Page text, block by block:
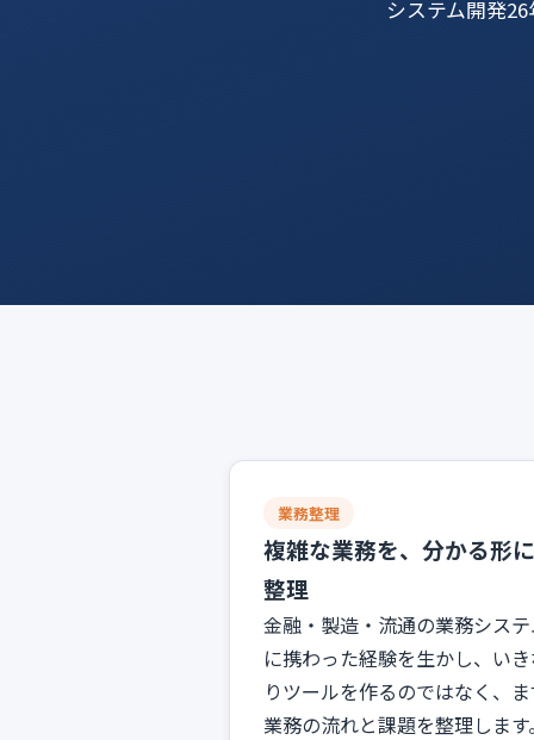
システム開発
業務整理
複雑な業務を、分かる形に
整理
金融・製造・流通の業務シス
に携わった経験を生かし、い
りツールを作るのではなく、
業務の流れと課題を整理します